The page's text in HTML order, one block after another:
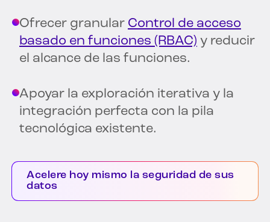
Ofrecer granular Control de acceso
basado en funciones (RBAC) y reducir
el alcance de las funciones.
Apoyar la exploración iterativa y la
integración perfecta con la pila
tecnológica existente.
Acelere hoy mismo la seguridad de sus
datos